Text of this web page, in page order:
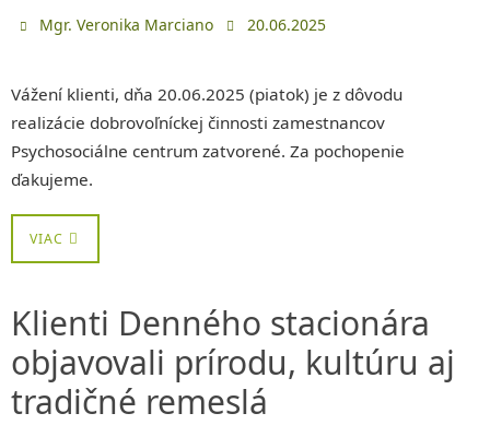
Mgr. Veronika Marciano 20.06.2025
Vážení klienti, dňa 20.06.2025 (piatok) je z dôvodu
realizácie dobrovoľníckej činnosti zamestnancov
Psychosociálne centrum zatvorené. Za pochopenie
ďakujeme.
VIAC
Klienti Denného stacionára
objavovali prírodu, kultúru aj
tradičné remeslá